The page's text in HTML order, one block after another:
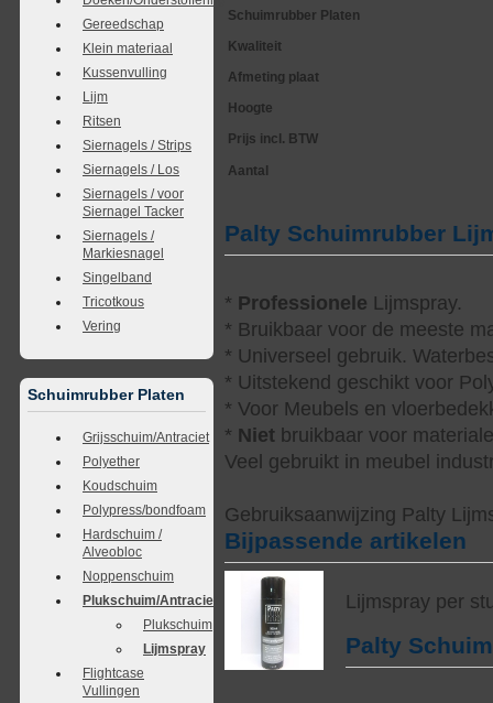
Gereedschap
Klein materiaal
Kussenvulling
Lijm
Ritsen
Siernagels / Strips
Siernagels / Los
Siernagels / voor
Siernagel Tacker
Siernagels /
Markiesnagel
Singelband
Tricotkous
Vering
Schuimrubber Platen
Grijsschuim/Antraciet
Polyether
Koudschuim
Polypress/bondfoam
Hardschuim /
Alveobloc
Noppenschuim
Plukschuim/Antraciet
Plukschuim
Lijmspray
Flightcase
Vullingen
Schuimrubber Platen
Kwaliteit
Afmeting plaat
Hoogte
Prijs incl. BTW
Aantal
Palty Schuimrubber
* Professionele Lijmspray.
* Bruikbaar voor de meeste
* Universeel gebruik.
* Uitstekend geschikt voor
* Voor Meubels en
* Niet bruikbaar voor
Veel gebruikt in meubel
Gebruiksaanwijzing Palty
Bijpassende artikelen
Lijmspray per
Palty